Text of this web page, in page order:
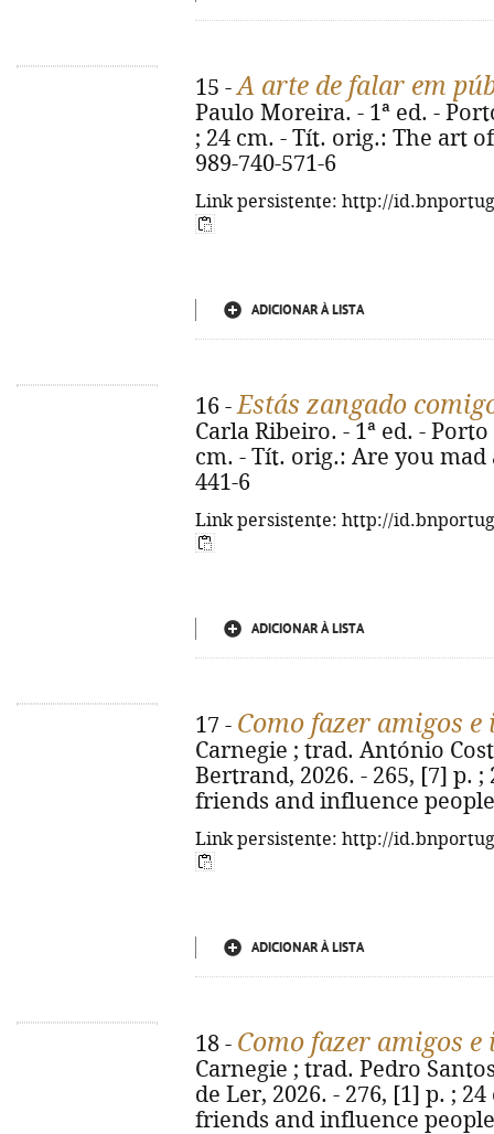
15 -A arte de falar em
Paulo Moreira. - 1ª ed. -
; 24 cm. - Tít. orig.: The art
989-740-571-6
Link persistente: http://
ADICIONAR À LISTA
16 -Estás zangado
Carla Ribeiro. - 1ª ed. -
cm. - Tít. orig.: Are you mad
441-6
Link persistente: http://
ADICIONAR À LISTA
17 - Como fazer amigos
Carnegie ; trad. António
Bertrand, 2026. - 265, [7] p.
friends and influence
Link persistente: http://
ADICIONAR À LISTA
18 - Como fazer amigos
Carnegie ; trad. Pedro
de Ler, 2026. - 276, [1] p. ;
friends and influence